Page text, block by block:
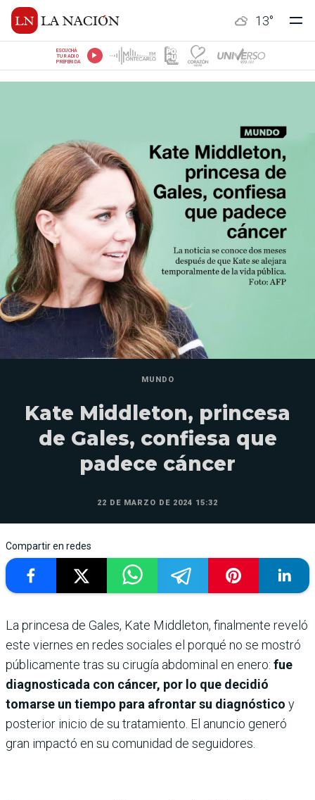
13°
ESCUCHÁ
TU RADIO
PREFERIDA
MUNDO
Kate Middleton, princesa
de Gales, confiesa que
padece cáncer
22 DE MARZO DE 2024 15:32
Compartir en redes
La princesa de Gales, Kate Middleton, finalmente reveló
este viernes en redes sociales el porqué no se mostró
públicamente tras su cirugía abdominal en enero: fue
diagnosticada con cáncer, por lo que decidió
tomarse un tiempo para afrontar su diagnóstico y
posterior inicio de su tratamiento. El anuncio generó
gran impactó en su comunidad de seguidores.